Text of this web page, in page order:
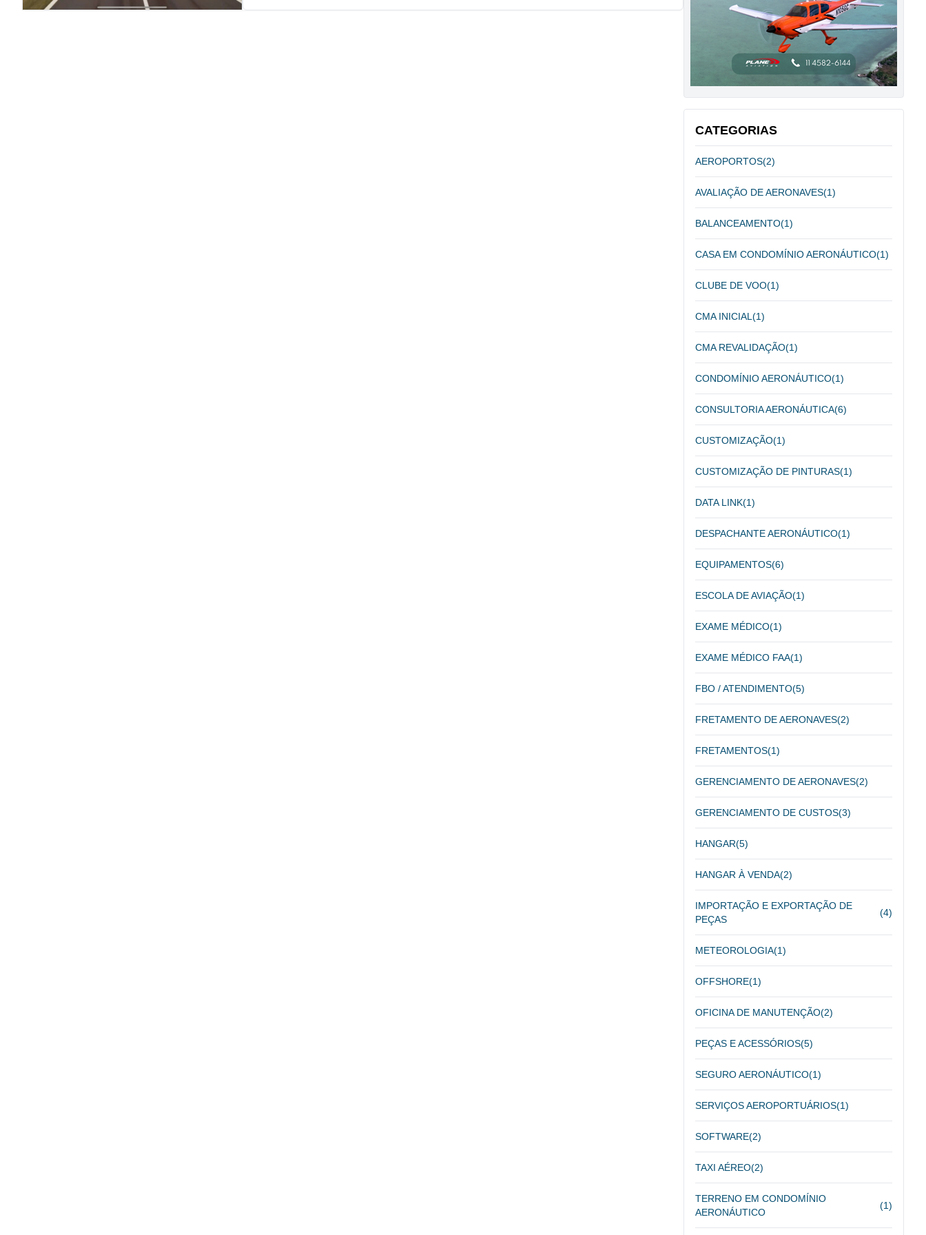
CATEGORIAS
AEROPORTOS(2)
AVALIAÇÃO DE AERONAVES(1)
BALANCEAMENTO(1)
CASA EM CONDOMÍNIO AERONÁUTICO(1)
CLUBE DE VOO(1)
CMA INICIAL (1)
CMA REVALIDAÇÃO(1)
CONDOMÍNIO AERONÁUTICO(1)
CONSULTORIA AERONÁUTICA(6)
CUSTOMIZAÇÃO(1)
CUSTOMIZAÇÃO DE PINTURAS(1)
DATA LINK(1)
DESPACHANTE AERONÁUTICO(1)
EQUIPAMENTOS(6)
ESCOLA DE AVIAÇÃO(1)
EXAME MÉDICO(1)
EXAME MÉDICO FAA(1)
FBO / ATENDIMENTO(5)
FRETAMENTO DE AERONAVES(2)
FRETAMENTOS(1)
GERENCIAMENTO DE AERONAVES(2)
GERENCIAMENTO DE CUSTOS(3)
HANGAR(5)
HANGAR À VENDA(2)
IMPORTAÇÃO E EXPORTAÇÃO DE
PEÇAS
(4)
METEOROLOGIA(1)
OFFSHORE(1)
OFICINA DE MANUTENÇÃO(2)
PEÇAS E ACESSÓRIOS(5)
SEGURO AERONÁUTICO(1)
SERVIÇOS AEROPORTUÁRIOS(1)
SOFTWARE(2)
TAXI AÉREO(2)
TERRENO EM CONDOMÍNIO
AERONÁUTICO
(1)